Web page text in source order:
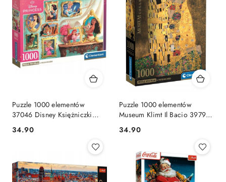
Puzzle 1000 elementów
37046 Disney Księżniczki
Cena:
34.90
Puzzle 1000 elementów
Museum Klimt Il Bacio 39790
Cena:
34.90